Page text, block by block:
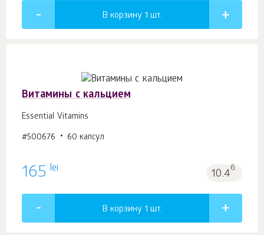
В корзину 1 шт.
Витамины с кальцием
Essential Vitamins
#500676 60 капсул
165 lei 10.4б.
В корзину 1 шт.